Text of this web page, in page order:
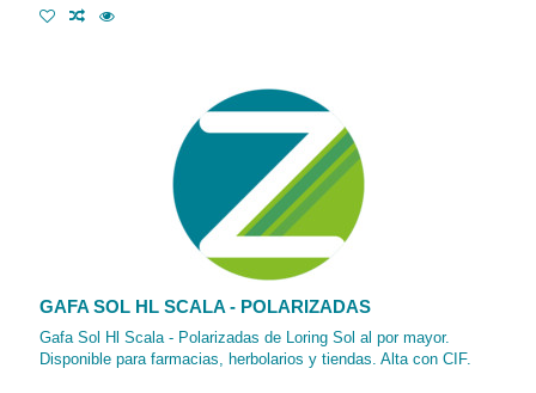
GAFA SOL HL SCALA - POLARIZADAS
Gafa Sol Hl Scala - Polarizadas de Loring Sol al por mayor.
Disponible para farmacias, herbolarios y tiendas. Alta con CIF.